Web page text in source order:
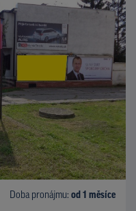
Doba pronájmu: od 1 měsíce